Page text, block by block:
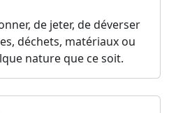
de jeter, de déverser
déchets, matériaux ou
nature que ce soit.